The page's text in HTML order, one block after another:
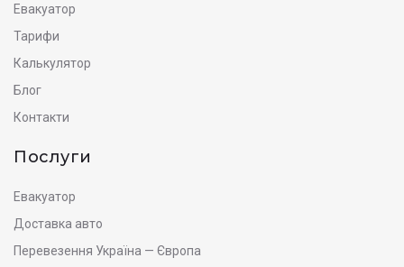
Евакуатор
Тарифи
Калькулятор
Блог
Контакти
Послуги
Евакуатор
Доставка авто
Перевезення Україна — Європа